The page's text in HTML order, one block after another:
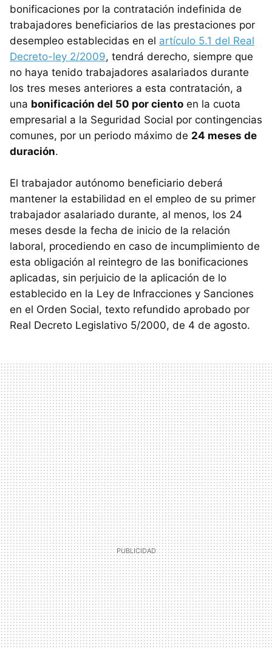
bonificaciones por la contratación indefinida de
trabajadores beneficiarios de las prestaciones por
desempleo establecidas en el artículo 5.1 del Real
Decreto-ley 2/2009, tendrá derecho, siempre que
no haya tenido trabajadores asalariados durante
los tres meses anteriores a esta contratación, a
una bonificación del 50 por ciento en la cuota
empresarial a la Seguridad Social por contingencias
comunes, por un periodo máximo de 24 meses de
duración.
El trabajador autónomo beneficiario deberá
mantener la estabilidad en el empleo de su primer
trabajador asalariado durante, al menos, los 24
meses desde la fecha de inicio de la relación
laboral, procediendo en caso de incumplimiento de
esta obligación al reintegro de las bonificaciones
aplicadas, sin perjuicio de la aplicación de lo
establecido en la Ley de Infracciones y Sanciones
en el Orden Social, texto refundido aprobado por
Real Decreto Legislativo 5/2000, de 4 de agosto.